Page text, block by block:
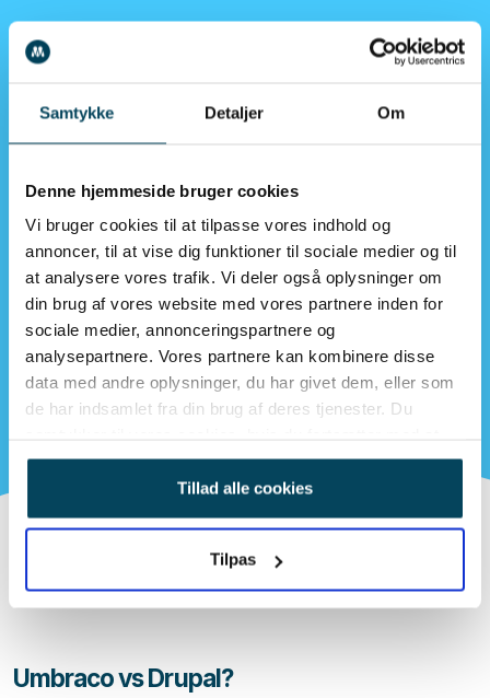
Samtykke Detaljer Om
Denne hjemmeside bruger cookies
Vi bruger cookies til at tilpasse vores indhold og
annoncer, til at vise dig funktioner til sociale medier og til
at analysere vores trafik. Vi deler også oplysninger om
din brug af vores website med vores partnere inden for
sociale medier, annonceringspartnere og
analysepartnere. Vores partnere kan kombinere disse
data med andre oplysninger, du har givet dem, eller som
de har indsamlet fra din brug af deres tjenester. Du
anvende vores hjemmeside.
Tillad alle cookies
Tilpas
Umbraco vs Drupal?